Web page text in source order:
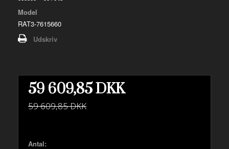
Model
RAT3-7615660
Udskriv
59 609,85 DKK
59 609,85 DKK
Antal: